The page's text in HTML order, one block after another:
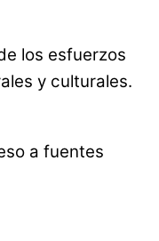
los esfuerzos
y culturales.
a fuentes